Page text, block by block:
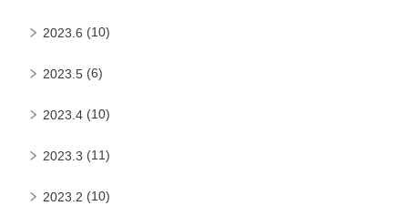
2023.6 (10)
2023.5 (6)
2023.4 (10)
2023.3 (11)
2023.2 (10)